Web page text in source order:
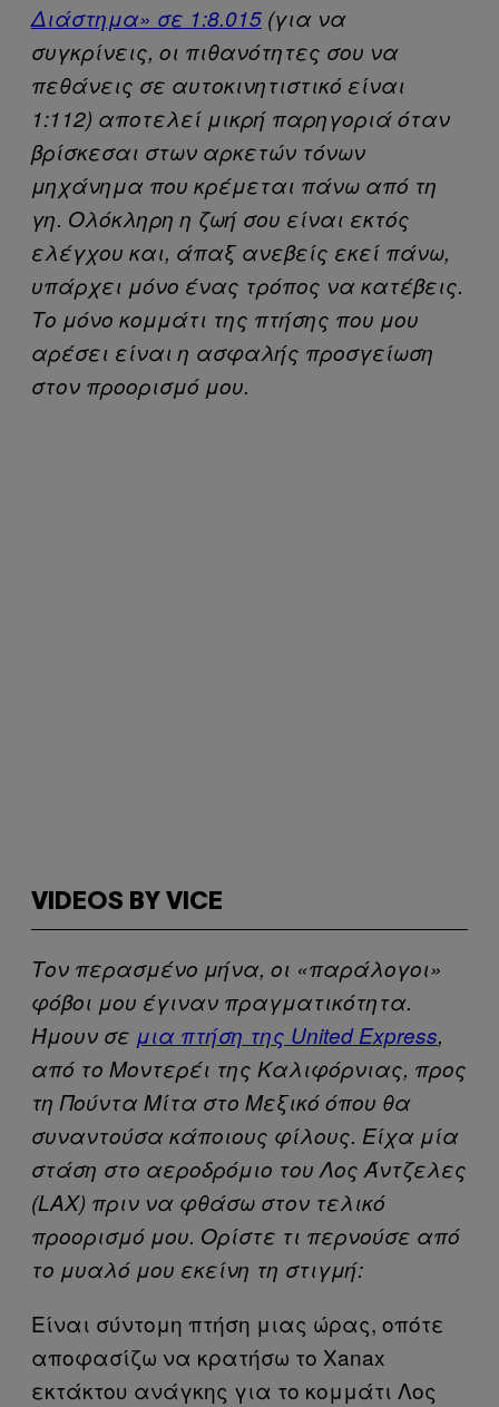
Διάστημα» σε 1:8.015 (για να
συγκρίνεις, οι πιθανότητες σου να
πεθάνεις σε αυτοκινητιστικό είναι
1:112) αποτελεί μικρή παρηγοριά όταν
βρίσκεσαι στων αρκετών τόνων
μηχάνημα που κρέμεται πάνω από τη
γη. Ολόκληρη η ζωή σου είναι εκτός
ελέγχου και, άπαξ ανεβείς εκεί πάνω,
υπάρχει μόνο ένας τρόπος να κατέβεις.
Το μόνο κομμάτι της πτήσης που μου
αρέσει είναι η ασφαλής προσγείωση
στον προορισμό μου.
VIDEOS BY VICE
Τον περασμένο μήνα, οι «παράλογοι»
φόβοι μου έγιναν πραγματικότητα.
Ήμουν σε μια πτήση της United Express,
από το Μοντερέι της Καλιφόρνιας, προς
τη Πούντα Μίτα στο Μεξικό όπου θα
συναντούσα κάποιους φίλους. Είχα μία
στάση στο αεροδρόμιο του Λος Άντζελες
(LAX) πριν να φθάσω στον τελικό
προορισμό μου. Ορίστε τι περνούσε από
το μυαλό μου εκείνη τη στιγμή:
Είναι σύντομη πτήση μιας ώρας, οπότε
αποφασίζω να κρατήσω το Xanax
εκτάκτου ανάγκης για το κομμάτι Λος